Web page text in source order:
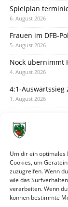
Um dir ein optimales
Cookies, um
zuzugreifen. Wenn
wie das
verarbeiten. Wenn
können bestimmte
Spielplan
6. August 2026
Frauen im DFB-
5. August 2026
Nock übernimmt
4. August 2026
4:1-Auswärtssieg
1. August 2026
31. Juli 2026
30. Juli 2026
Deine
28. Juli 2026
Neuer